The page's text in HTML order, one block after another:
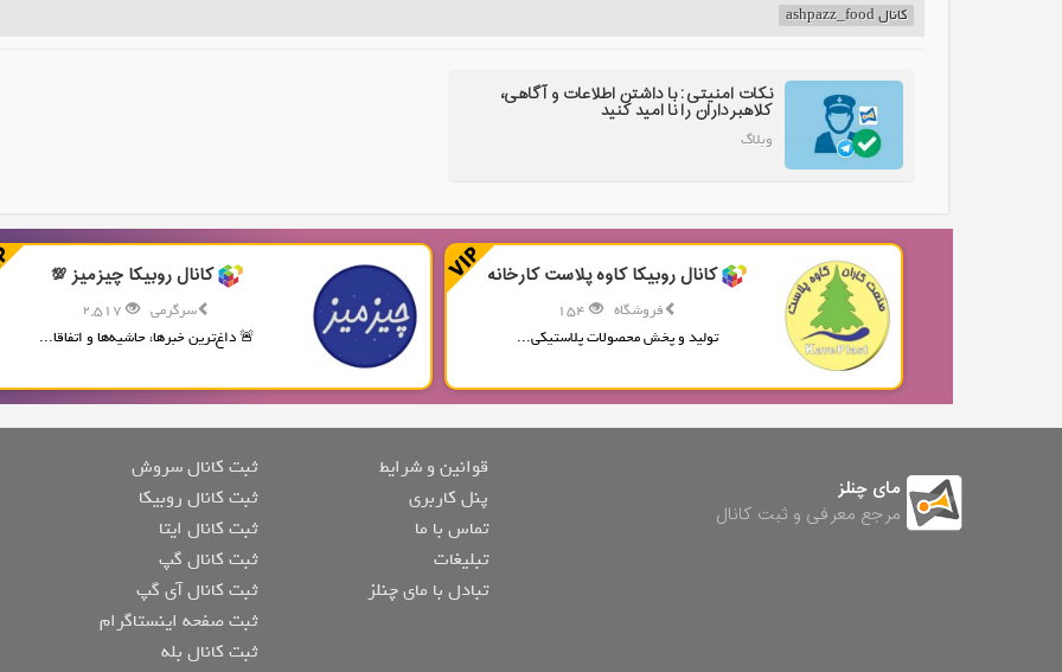
کانال ashpazz_food
نکات امنیتی: با داشتن اطلاعات و آگاهی،
کلاهبرداران را نا امید کنید
وبلاگ
کانال روبیکا کاوه پلاست کارخانه
فروشگاه
تولید و پخش محصولات پلاستیکی...
کانال روبیکا چیزمیز 💯
سرگرمی
2,517
🚨 داغ‌ترین خبرها، حاشیه‌ها و اتفاقا...
مای چنلز
مرجع معرفی و ثبت کانال
قوانین و شرایط
پنل کاربری
تماس با ما
تبلیغات
تبادل با مای چنلز
ثبت کانال سروش
ثبت کانال روبیکا
ثبت کانال ایتا
ثبت کانال گپ
ثبت کانال آی گپ
ثبت صفحه اینستاگرام
ثبت کانال بله